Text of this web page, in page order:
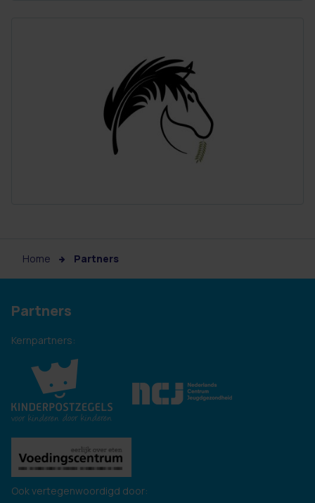
Home Partners
Partners
Kernpartners:
Ook vertegenwoordigd door: